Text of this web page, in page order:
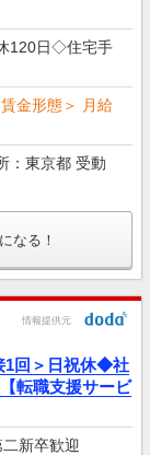
120日◇住宅手
金形態＞ 月給
：東京都 受動
なる！
情報提供元
1回＞日祝休◆社
転職支援サービ
二新卒歓迎